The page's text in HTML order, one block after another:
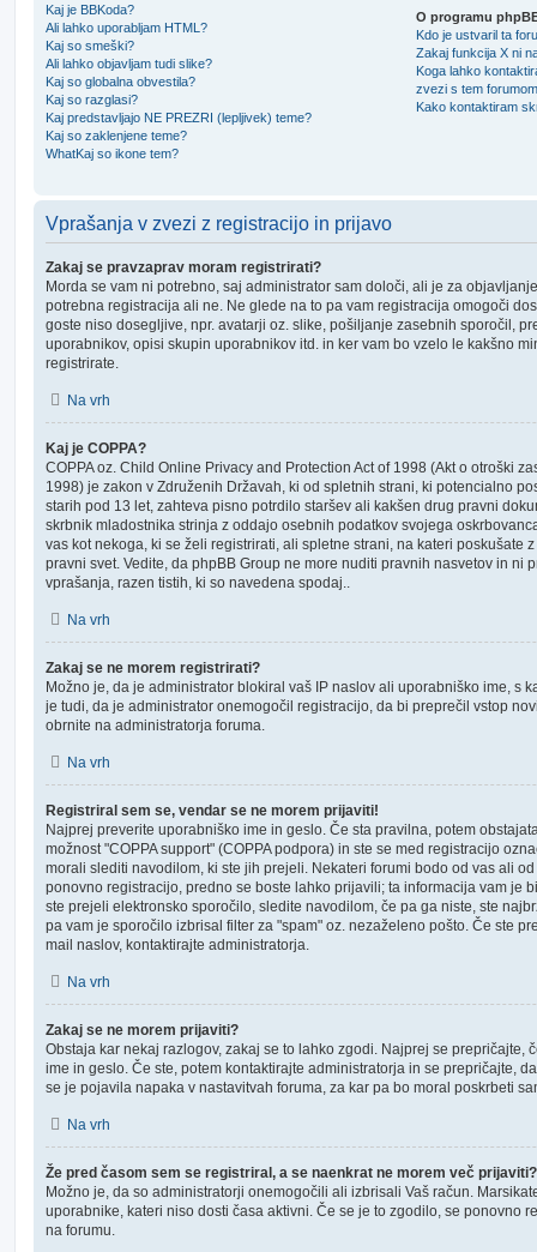
Kaj je BBKoda?
Ali lahko uporabljam HTML?
Kaj so smeški?
Ali lahko objavljam tudi slike?
Kaj so globalna obvestila?
Kaj so razglasi?
Kaj predstavljajo NE PREZRI (lepljivek) teme?
Kaj so zaklenjene teme?
WhatKaj so ikone tem?
O programu
Kdo je ustvaril ta
Zakaj funkcija X ni
Koga lahko
zvezi s tem
Kako kontaktiram
Vprašanja v zvezi z registracijo in prijavo
Zakaj se pravzaprav moram registrirati?
Morda se vam ni potrebno, saj administrator sam določi, ali je za
potrebna registracija ali ne. Ne glede na to pa vam registracija omogoči
goste niso dosegljive, npr. avatarji oz. slike, pošiljanje zasebnih sporočil,
uporabnikov, opisi skupin uporabnikov itd. in ker vam bo vzelo le kakšno
registrirate.
Na vrh
Kaj je COPPA?
COPPA oz. Child Online Privacy and Protection Act of 1998 (Akt o otroški
1998) je zakon v Združenih Državah, ki od spletnih strani, ki potencialno
starih pod 13 let, zahteva pisno potrdilo staršev ali kakšen drug pravni
skrbnik mladostnika strinja z oddajo osebnih podatkov svojega
vas kot nekoga, ki se želi registrirati, ali spletne strani, na kateri poskušate
pravni svet. Vedite, da phpBB Group ne more nuditi pravnih nasvetov in ni
vprašanja, razen tistih, ki so navedena spodaj..
Na vrh
Zakaj se ne morem registrirati?
Možno je, da je administrator blokiral vaš IP naslov ali uporabniško ime, s
je tudi, da je administrator onemogočil registracijo, da bi preprečil vstop
obrnite na administratorja foruma.
Na vrh
Registriral sem se, vendar se ne morem prijaviti!
Najprej preverite uporabniško ime in geslo. Če sta pravilna, potem
možnost "COPPA support" (COPPA podpora) in ste se med registracijo
morali slediti navodilom, ki ste jih prejeli. Nekateri forumi bodo od vas ali
ponovno registracijo, predno se boste lahko prijavili; ta informacija vam je
ste prejeli elektronsko sporočilo, sledite navodilom, če pa ga niste, ste
pa vam je sporočilo izbrisal filter za "spam" oz. nezaželeno pošto. Če ste
mail naslov, kontaktirajte administratorja.
Na vrh
Zakaj se ne morem prijaviti?
Obstaja kar nekaj razlogov, zakaj se to lahko zgodi. Najprej se prepričajte,
ime in geslo. Če ste, potem kontaktirajte administratorja in se prepričajte,
se je pojavila napaka v nastavitvah foruma, za kar pa bo moral poskrbeti
Na vrh
Že pred časom sem se registriral, a se naenkrat ne morem več
Možno je, da so administratorji onemogočili ali izbrisali Vaš račun.
uporabnike, kateri niso dosti časa aktivni. Če se je to zgodilo, se ponovno
na forumu.